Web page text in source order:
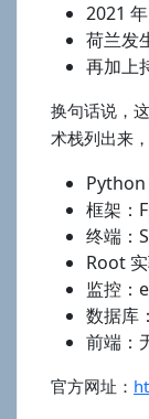
2021
荷兰发
再加上
换句话说，
术栈列出来
Python
框架：
终端：
Root
监控：
数据库
前端：
官方网址：